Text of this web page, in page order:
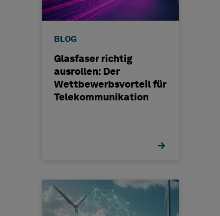
BLOG
Glasfaser richtig
ausrollen: Der
Wettbewerbsvorteil für
Telekommunikation